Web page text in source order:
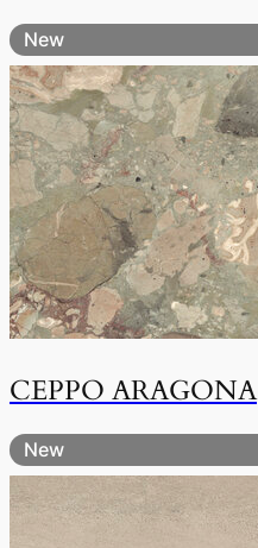
New
CEPPO ARAGONA
New